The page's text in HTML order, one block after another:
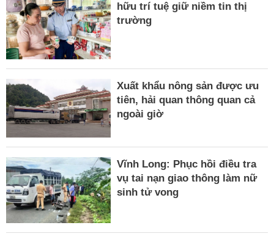
hữu trí tuệ giữ niềm tin thị
trường
Xuất khẩu nông sản được ưu
tiên, hải quan thông quan cả
ngoài giờ
Vĩnh Long: Phục hồi điều tra
vụ tai nạn giao thông làm nữ
sinh tử vong